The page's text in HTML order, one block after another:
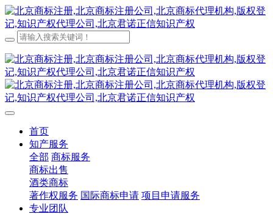
首页
知产服务
全部 商标服务
商标出售
酒类商标
著作权服务 国际商标申请 项目申请服务
专业团队